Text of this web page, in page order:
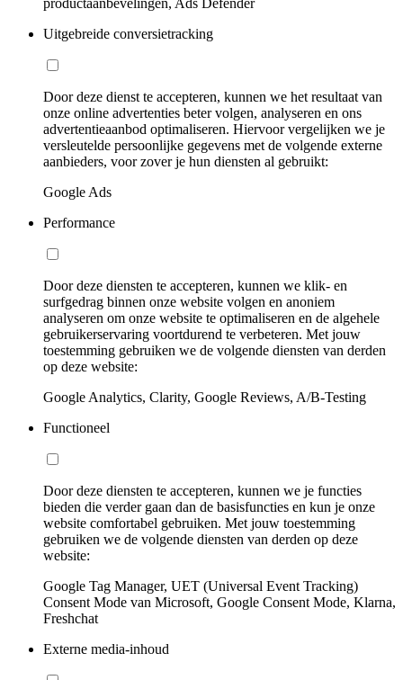
Uitgebreide conversietracking
Door deze dienst te accepteren, kunnen we het resultaat van
onze online advertenties beter volgen, analyseren en ons
advertentieaanbod optimaliseren. Hiervoor vergelijken we je
versleutelde persoonlijke gegevens met de volgende externe
aanbieders, voor zover je hun diensten al gebruikt:
Google Ads
Performance
Door deze diensten te accepteren, kunnen we klik- en
surfgedrag binnen onze website volgen en anoniem
analyseren om onze website te optimaliseren en de algehele
gebruikerservaring voortdurend te verbeteren. Met jouw
toestemming gebruiken we de volgende diensten van derden
op deze website:
Google Analytics, Clarity, Google Reviews, A/B-Testing
Functioneel
Door deze diensten te accepteren, kunnen we je functies
bieden die verder gaan dan de basisfuncties en kun je onze
website comfortabel gebruiken. Met jouw toestemming
gebruiken we de volgende diensten van derden op deze
website:
Google Tag Manager, UET (Universal Event Tracking)
Consent Mode van Microsoft, Google Consent Mode, Klarna,
Freshchat
Externe media-inhoud